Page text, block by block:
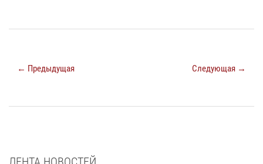
← Предыдущая Следующая →